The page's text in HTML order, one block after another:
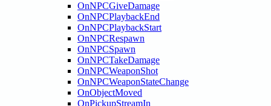
OnNPCGiveDamage
OnNPCPlaybackEnd
OnNPCPlaybackStart
OnNPCRespawn
OnNPCSpawn
OnNPCTakeDamage
OnNPCWeaponShot
OnNPCWeaponStateChange
OnObjectMoved
OnPickupStreamIn